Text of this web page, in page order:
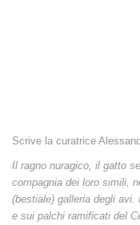
Scrive la curatrice
Il ragno nuragico, il gatto
compagnia dei loro simili,
(bestiale) galleria degli
e sui palchi ramificati del